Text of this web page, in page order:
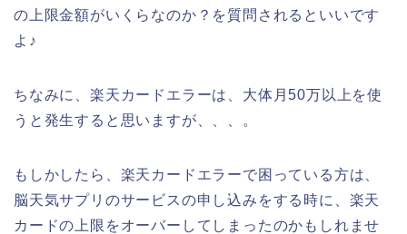
の上限金額がいくらなのか？を質問されるといいです
よ♪
ちなみに、楽天カードエラーは、大体月50万以上を使
うと発生すると思いますが、、、。
もしかしたら、楽天カードエラーで困っている方は、
脳天気サプリのサービスの申し込みをする時に、楽天
カードの上限をオーバーしてしまったのかもしれませ